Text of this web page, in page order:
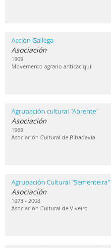
Acción Gallega
Asociación
1909
Movemento agrario anticaciquil
Agrupación cultural "Abrente"
Asociación
1969
Asociación Cultural de Ribadavia
Agrupación Cultural "Sementeira"
Asociación
1973 - 2008
Asociación Cultural de Viveiro